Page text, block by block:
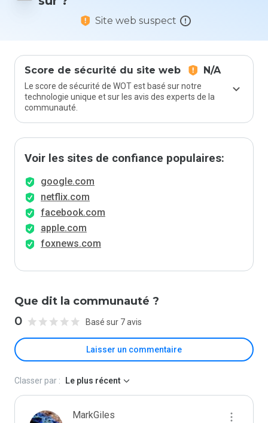
Site web suspect
Score de sécurité du site web N/A
Le score de sécurité de WOT est basé sur notre
technologie unique et sur les avis des experts de la
communauté.
Voir les sites de confiance populaires:
google.com
netflix.com
facebook.com
apple.com
foxnews.com
Que dit la communauté ?
0 Basé sur 7 avis
Laisser un commentaire
Classer par : Le plus récent
MarkGiles